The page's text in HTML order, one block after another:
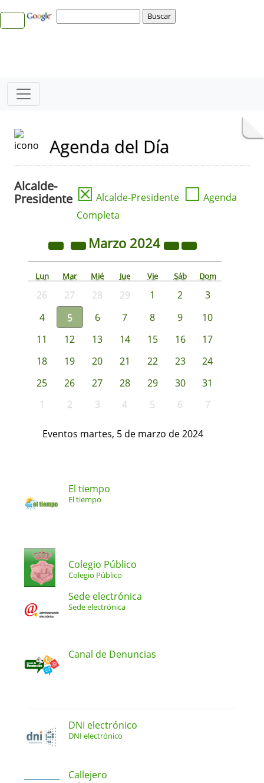
Agenda del Día
Alcalde-
Presidente ☒ Alcalde-Presidente ☐ Agenda
Completa
Marzo 2024
Lun Mar Mié Jue Vie Sáb Dom
26 27 28 29 1 2
3
4
5 6 7 8 9
10
11
12 13 14 15 16
17
18
19 20 21 22 23
24
25
26 27 28 29 30
31
1
2 3 4 5 6 7
Eventos martes, 5 de marzo de 2024
El tiempo
El tiempo
Colegio Público
Colegio Público
Sede electrónica
Sede electrónica
Canal de Denuncias
DNI electrónico
DNI electrónico
Callejero